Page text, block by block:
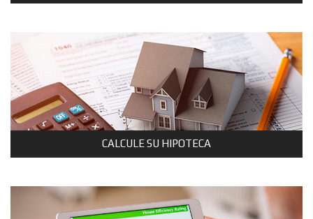
CALCULE SU HIPOTECA